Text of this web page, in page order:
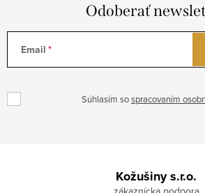
Odoberať
Email
Súhlasím sospracovaním
Kožušiny s.r.o.